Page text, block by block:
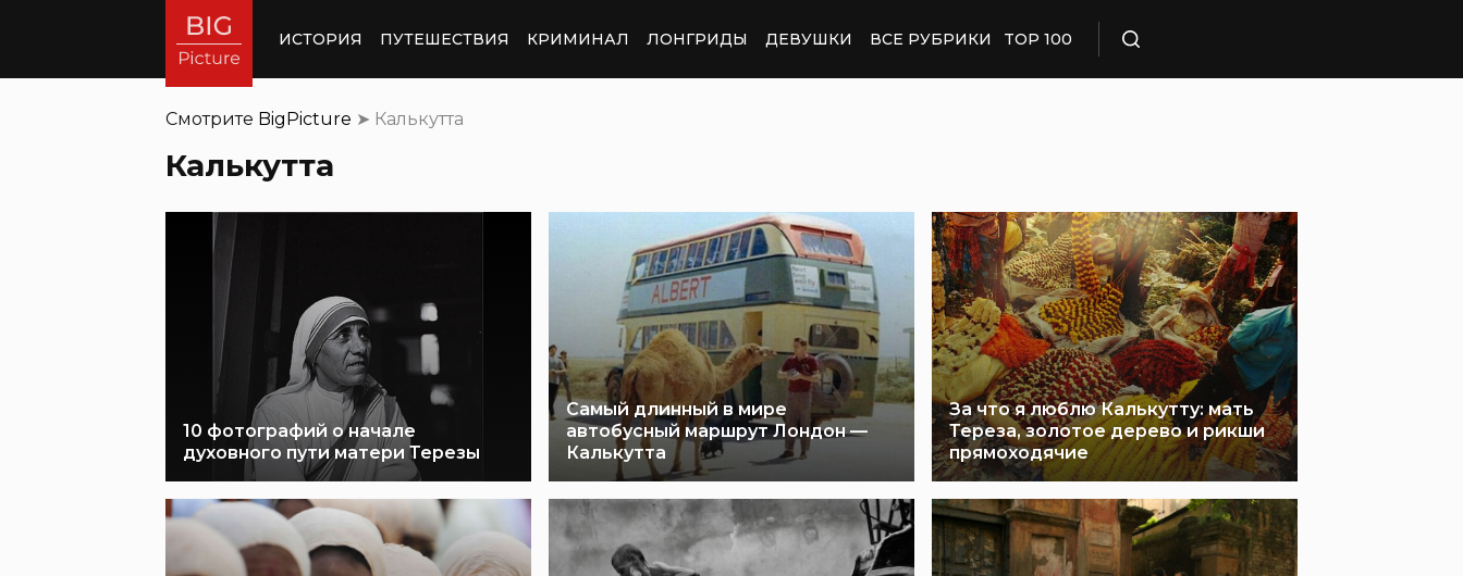
ИСТОРИЯ ПУТЕШЕСТВИЯ КРИМИНАЛ ЛОНГРИДЫ ДЕВУШКИ ВСЕ РУБРИКИ TOP 100
Смотрите BigPicture ➤ Калькутта
Калькутта
10 фотографий о начале
духовного пути матери Терезы
Самый длинный в мире
автобусный маршрут Лондон —
Калькутта
За что я люблю Калькутту: мать
Тереза, золотое дерево и рикши
прямоходячие